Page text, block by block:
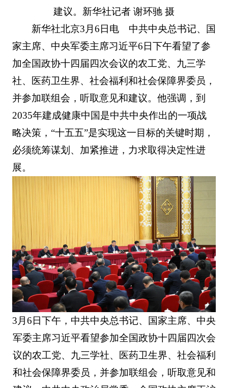
建议。新华社记者 谢环驰 摄
新华社北京3月6日电 中共中央总书记、国
家主席、中央军委主席习近平6日下午看望了参
加全国政协十四届四次会议的农工党、九三学
社、医药卫生界、社会福利和社会保障界委员，
并参加联组会，听取意见和建议。他强调，到
2035年建成健康中国是中共中央作出的一项战
略决策，“十五五”是实现这一目标的关键时期，
必须统筹谋划、加紧推进，力求取得决定性进
展。
3月6日下午，中共中央总书记、国家主席、中央
军委主席习近平看望参加全国政协十四届四次会
议的农工党、九三学社、医药卫生界、社会福利
和社会保障界委员，并参加联组会，听取意见和